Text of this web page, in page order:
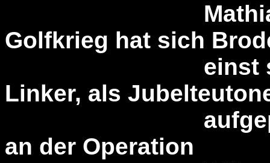
Mathias
Golfkrieg hat sich
einst
Linker, als
aufgeplustert
an der Operation